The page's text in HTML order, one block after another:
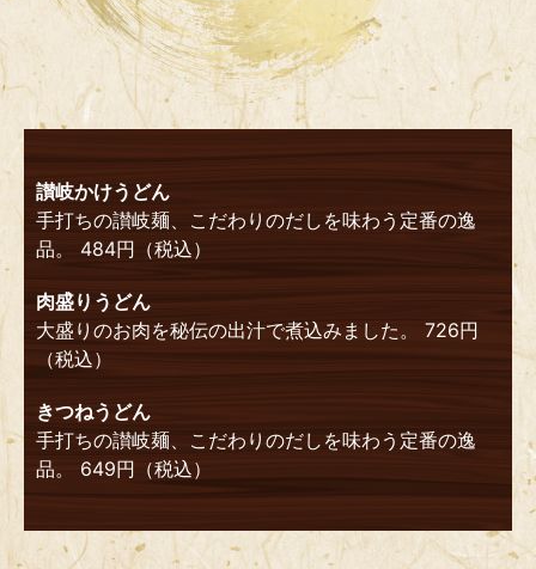
讃岐かけうどん
手打ちの讃岐麺、こだわりのだしを味わう定番の逸
品。 484円（税込）
肉盛りうどん
大盛りのお肉を秘伝の出汁で煮込みました。 726円
（税込）
きつねうどん
手打ちの讃岐麺、こだわりのだしを味わう定番の逸
品。 649円（税込）